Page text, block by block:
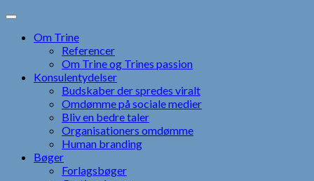
Skip
contentOm Trine
Referencer
Om Trine og Trines passion
Konsulentydelser
Budskaber der spredes viralt
Omdømme på sociale medier
Bliv en bedre taler
Organisationers omdømme
Human branding
Bøger
Forlagsbøger